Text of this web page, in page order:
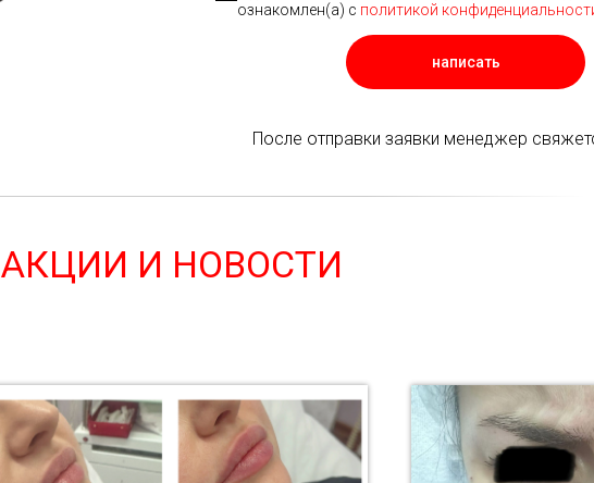
ознакомлен(а) с политикой
написать
После отправки заявки менеджер
АКЦИИ И НОВОСТИ